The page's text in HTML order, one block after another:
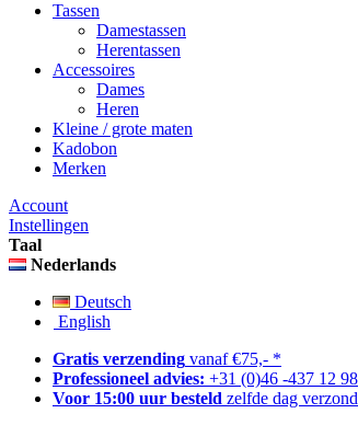
Tassen
Damestassen
Herentassen
Accessoires
Dames
Heren
Kleine / grote maten
Kadobon
Merken
Account
Instellingen
Taal
Nederlands
Deutsch
English
Gratis verzending vanaf €75,- *
Professioneel advies: +31 (0)46 -437 12 98
Voor 15:00 uur besteld zelfde dag